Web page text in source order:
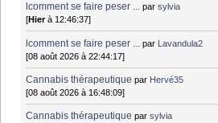
lcomment se faire peser ... parsylvia
[Hierà 12:46:37]
lcomment se faire peser ... par Lavandula2
[08 août 2026 à 22:44:17]
Cannabis thérapeutique par Hervé35
[08 août 2026 à 16:48:09]
Cannabis thérapeutique parsylvia